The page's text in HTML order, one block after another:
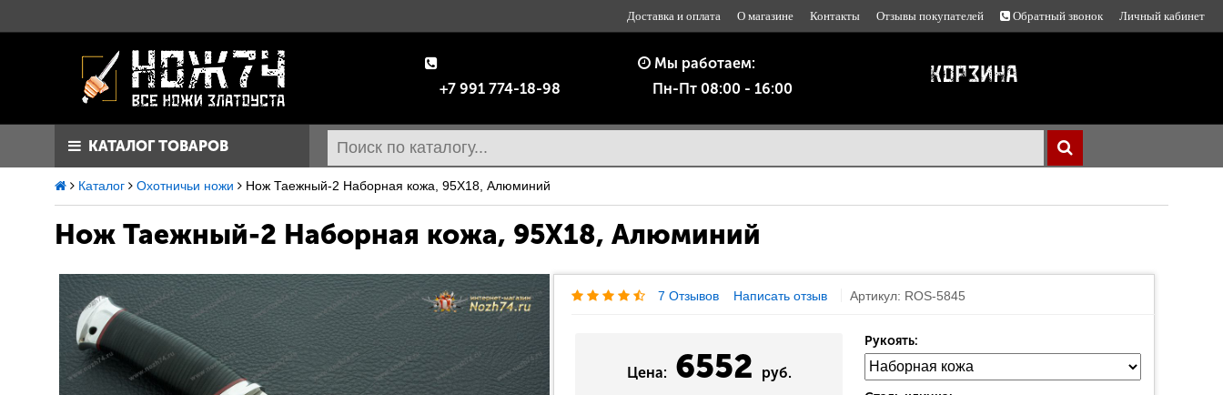
Доставка и оплата О магазине Контакты Отзывы покупателей Обратный звонок Личный кабинет
+7 991 774-18-98
Мы работаем:
Пн-Пт 08:00 - 16:00
КАТАЛОГ ТОВАРОВ
Каталог Охотничьи ножи Нож Таежный-2 Наборная кожа, 95Х18, Алюминий
Нож Таежный-2 Наборная кожа, 95Х18, Алюминий
7 Отзывов Написать отзыв Артикул: ROS-5845
Цена: 6552 руб.
Рукоять: